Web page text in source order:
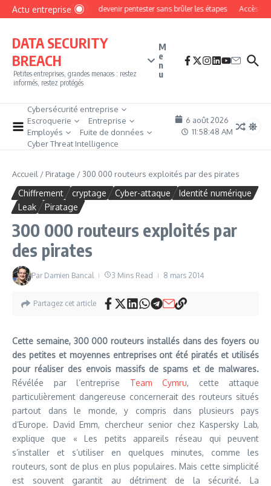
Aller au contenu
Actu entrepriseComment devenir pentester sans brûler les étapes Accès
DATA SECURITY
BREACH
Petites entreprises, grandes menaces : restez
informés, restez protégés
M
e
n
u
Cybersécurité entreprise
Escroquerie
Entreprise
Employés
Fuite de données
Cyber Threat Intelligence
6 août 2026
11:58:49 AM
Accueil / Piratage / 300 000 routeurs exploités par des pirates
Chiffrement cryptage Cyber-attaque
Identité numérique
Leak
Piratage
300 000 routeurs exploités par
des pirates
Par Damien Bancal 3 Mins Read 8 mars 2014
Partagez cet article
Cette semaine, 300 000 routeurs installés dans des foyers ou
des petites et moyennes entreprises ont été piratés et utilisés
pour réaliser des envois massifs de spams et de malwares.
Révélée par l’entreprise Team Cymru, cette attaque
particulièrement dangereuse concernerait des routeurs situés
partout dans le monde, y compris dans plusieurs pays
d’Europe. David Emm, chercheur senior chez Kaspersky Lab,
explique que « Les petits appareils réseau qui peuvent
s’installer et s’utiliser en quelques minutes, comme les
routeurs, sont de plus en plus populaires. Mais cette simplicité
est souvent garantit au détriment de la sécurité. La